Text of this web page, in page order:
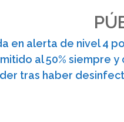
en alerta de nivel 4
al 50% siempre
tras haber